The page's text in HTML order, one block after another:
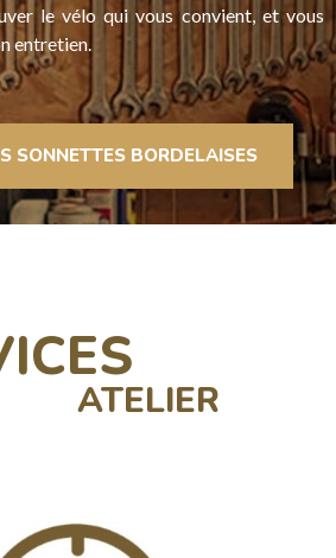
le vélo qui vous convient, et vous
entretien.
SONNETTES BORDELAISES
ATELIER